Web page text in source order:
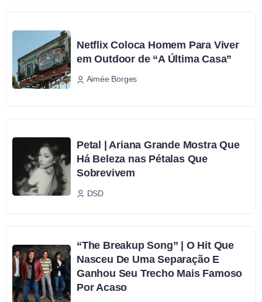
Netflix Coloca Homem Para Viver
em Outdoor de “A Última Casa”
Aimée Borges
Petal | Ariana Grande Mostra Que
Há Beleza nas Pétalas Que
Sobrevivem
DSD
“The Breakup Song” | O Hit Que
Nasceu De Uma Separação E
Ganhou Seu Trecho Mais Famoso
Por Acaso